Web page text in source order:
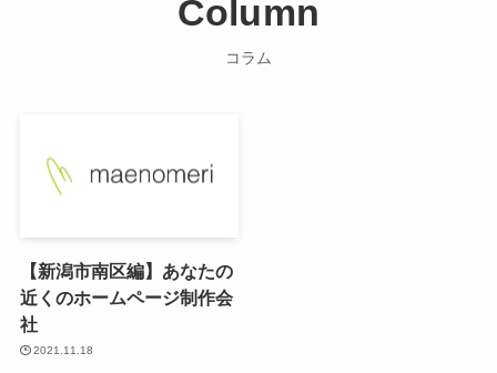
Column
コラム
【新潟市南区編】あなたの
近くのホームページ制作会
社
2021.11.18